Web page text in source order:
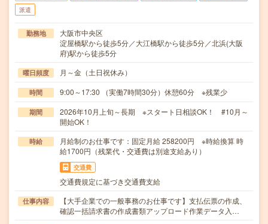
派遣
勤務地
大阪市中央区
淀屋橋駅から徒歩5分／大江橋駅から徒歩5分／北浜(大阪
府)駅から徒歩5分
曜日頻度 月～金（土日祝休み）
時間 9:00～17:30 （実働7時間30分）休憩60分 ※残業少
期間
2026年10月上旬～長期 ※スタート日相談OK！ #10月～
開始OK！
時給
月給制のお仕事です：固定月給 258200円 ※時給換算 時
給1700円（残業代・交通費は別途支給あり）
交通費
交通費規定に基づき交通費支給
仕事内容
【大手企業での一般事務のお仕事です】支払伝票の作成、
確認一括請求書の作成書類アップロード作業データ入…